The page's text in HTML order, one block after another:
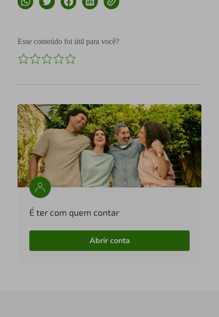
Esse conteúdo foi útil para você?
É ter com quem contar
Abrir conta